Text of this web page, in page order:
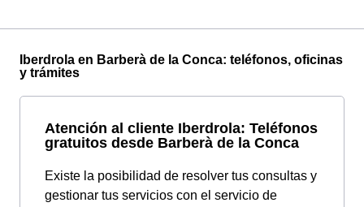
Iberdrola en Barberà de la Conca: teléfonos, oficinas
y trámites
Atención al cliente Iberdrola: Teléfonos
gratuitos desde Barberà de la Conca
Existe la posibilidad de resolver tus consultas y
gestionar tus servicios con el servicio de